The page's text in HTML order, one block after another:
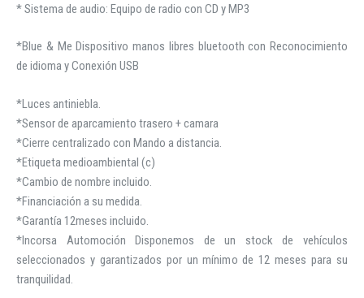
* Sistema de audio: Equipo de radio con CD y MP3
*Blue & Me Dispositivo manos libres bluetooth con Reconocimiento
de idioma y Conexión USB
*Luces antiniebla.
*Sensor de aparcamiento trasero + camara
*Cierre centralizado con Mando a distancia.
*Etiqueta medioambiental (c)
*Cambio de nombre incluido.
*Financiación a su medida.
*Garantía 12meses incluido.
*Incorsa Automoción Disponemos de un stock de vehículos
seleccionados y garantizados por un mínimo de 12 meses para su
tranquilidad.